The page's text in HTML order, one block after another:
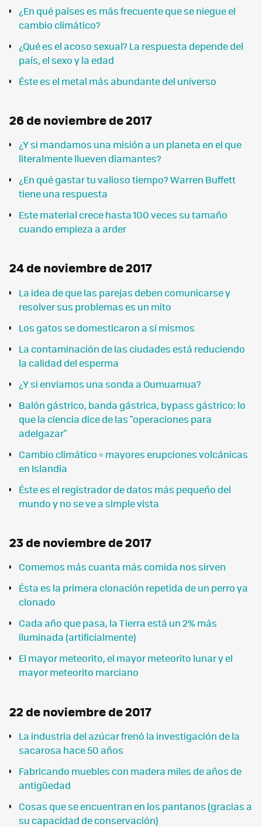
¿En qué países es más frecuente que se niegue el
cambio climático?
¿Qué es el acoso sexual? La respuesta depende del
país, el sexo y la edad
Éste es el metal más abundante del universo
26 de noviembre de 2017
¿Y si mandamos una misión a un planeta en el que
literalmente llueven diamantes?
¿En qué gastar tu valioso tiempo? Warren Buffett
tiene una respuesta
Este material crece hasta 100 veces su tamaño
cuando empieza a arder
24 de noviembre de 2017
La idea de que las parejas deben comunicarse y
resolver sus problemas es un mito
Los gatos se domesticaron a sí mismos
La contaminación de las ciudades está reduciendo
la calidad del esperma
¿Y si enviamos una sonda a Oumuamua?
Balón gástrico, banda gástrica, bypass gástrico: lo
que la ciencia dice de las "operaciones para
adelgazar"
Cambio climático = mayores erupciones volcánicas
en Islandia
Éste es el registrador de datos más pequeño del
mundo y no se ve a simple vista
23 de noviembre de 2017
Comemos más cuanta más comida nos sirven
Ésta es la primera clonación repetida de un perro ya
clonado
Cada año que pasa, la Tierra está un 2% más
iluminada (artificialmente)
El mayor meteorito, el mayor meteorito lunar y el
mayor meteorito marciano
22 de noviembre de 2017
La industria del azúcar frenó la investigación de la
sacarosa hace 50 años
Fabricando muebles con madera miles de años de
antigüedad
Cosas que se encuentran en los pantanos (gracias a
su capacidad de conservación)